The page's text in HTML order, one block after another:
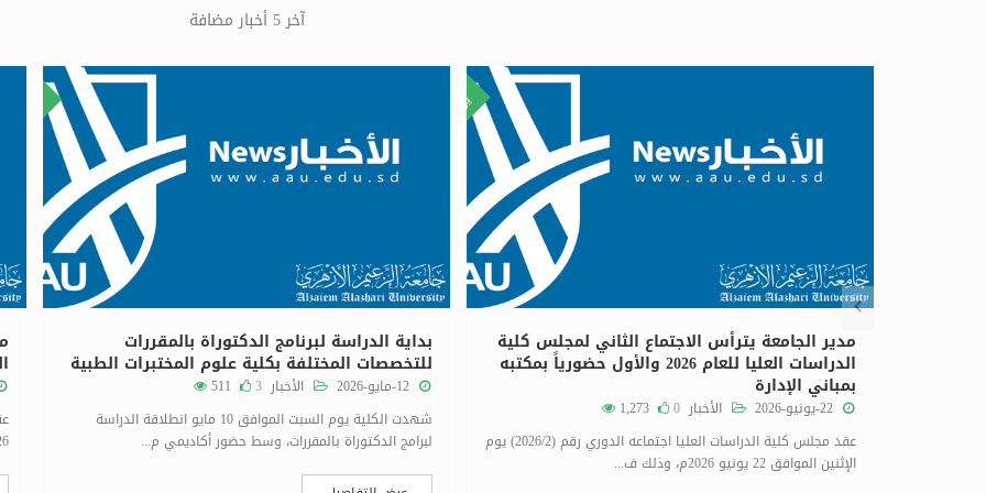
آخر 5 أخبار مضافة
يونيو
مدير الجامعة يترأس الاجتماع الثاني لمجلس كلية
الدراسات العليا للعام 2026 والأول حضورياً بمكتبه
بمباني الإدارة
الأخبار 0
1,273
عقد مجلس كلية الدراسات العليا اجتماعه الدوري رقم (2026/2) يوم
الإثنين الموافق 22 يونيو 2026م، وذلك ف...
مايو
بداية الدراسة لبرنامج الدكتوراة بالمقررات
للتخصصات المختلفة بكلية علوم المختبرات الطبية
الأخبار 3
511
شهدت الكلية يوم السبت الموافق 10 مايو انطلاقة الدراسة
لبرامج الدكتوراة بالمقررات، وسط حضور أكاديمي م...
2026م